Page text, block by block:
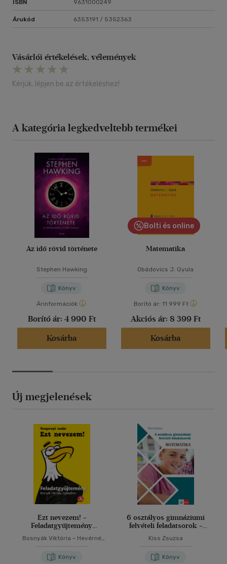
ISBN 9631000249
Árukód 6353191 / 5352363
Vásárlói értékelések, vélemények
Kérjük, lépjen be az értékeléshez!
A kategória legkedveltebb termékei
Az idő rövid története
Stephen Hawking
Könyv
Árinformációk
Borító ár: 4 990 Ft
Kosárba
Bolti és online
Matematika
Obádovics J. Gyula
Könyv
Borító ár: 11 999 Ft
Akciós ár: 8 399 Ft
Kosárba
Új megjelenések
Ezt nevezem! -
Feladatgyűjtemény
regényéhez
Bosnyák Viktória - Hevérné
Könyv
6 osztályos gimnáziumi
felvételi feladatsorok -
Kiss Zsuzsa
Könyv